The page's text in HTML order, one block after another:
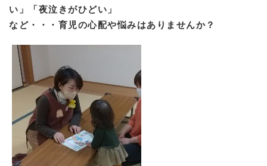
い」「夜泣きがひどい」
など・・・育児の心配や悩みはありませんか？